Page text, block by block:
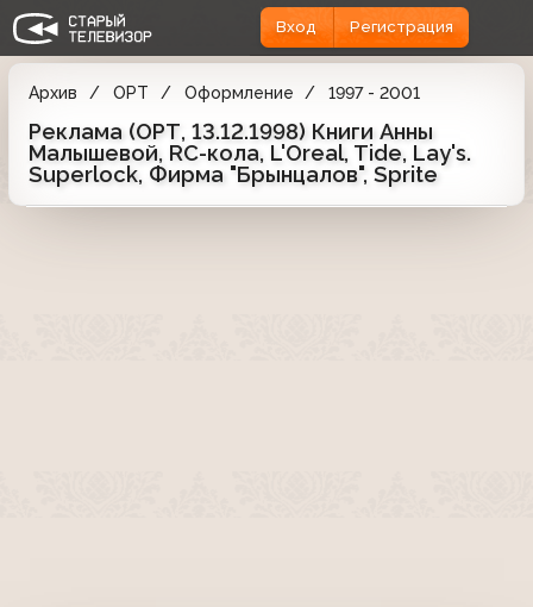
Вход Регистрация
Архив ОРТ Оформление 1997 - 2001
Реклама (ОРТ, 13.12.1998) Книги Анны
Малышевой, RC-кола, L'Oreal, Tide, Lay's.
Superlock, Фирма "Брынцалов", Sprite